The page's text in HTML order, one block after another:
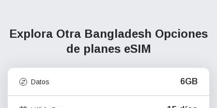
Explora Otra Bangladesh Opciones
de planes eSIM
Datos 6GB